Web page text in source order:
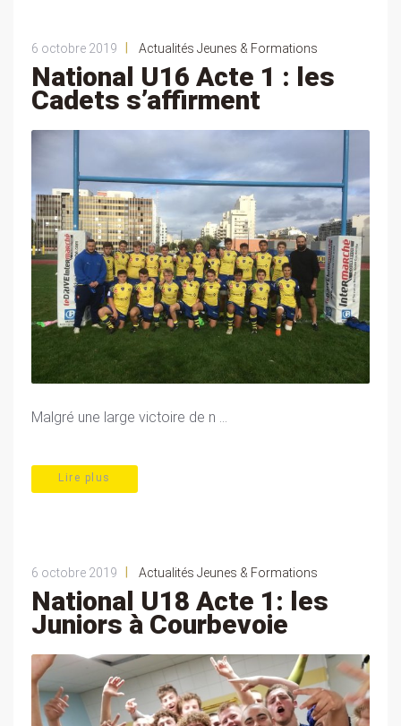
6 octobre 2019 Actualités Jeunes & Formations
National U16 Acte 1 : les
Cadets s’affirment
Malgré une large victoire de n ...
Lire plus
6 octobre 2019 Actualités Jeunes & Formations
National U18 Acte 1: les
Juniors à Courbevoie